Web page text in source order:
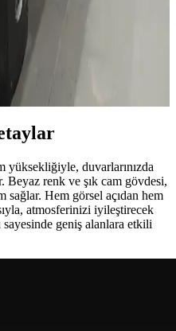
Çoklu Router
Etkisi
ömrünü uzatırken, çoklu
Düzen ve aydınlatma ise
sağlar.
duvarlarınızda
renk ve şık cam gövdesi,
sağlar. Hem görsel açıdan hem
atmosferinizi iyileştirecek
sayesinde geniş alanlara etkili